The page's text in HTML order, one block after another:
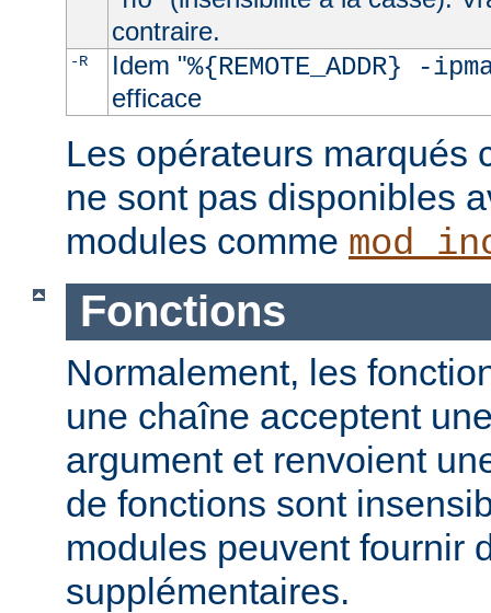
contraire.
-R Idem "%{REMOTE_ADDR} -
efficace
Les opérateurs marqués
ne sont pas disponibles
modules comme
Fonctions
Normalement, les
une chaîne acceptent
argument et renvoient
de fonctions sont
modules peuvent fournir
supplémentaires.